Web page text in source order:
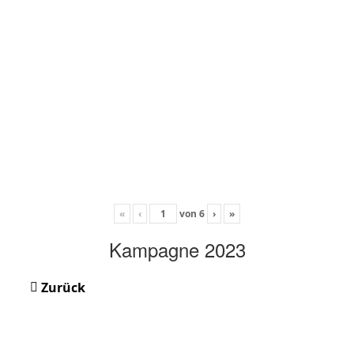
« ‹ von 6 › »
Kampagne 2023
Zurück